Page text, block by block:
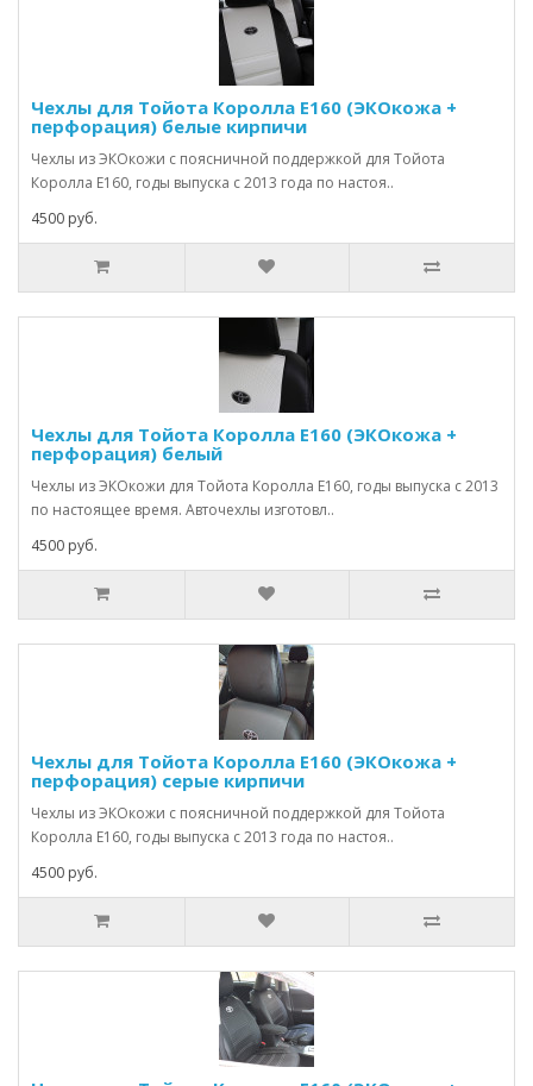
Чехлы для Тойота Королла Е160 (ЭКОкожа +
перфорация) белые кирпичи
Чехлы из ЭКОкожи с поясничной поддержкой для Тойота
Королла Е160, годы выпуска с 2013 года по настоя..
4500 руб.
Чехлы для Тойота Королла Е160 (ЭКОкожа +
перфорация) белый
Чехлы из ЭКОкожи для Тойота Королла Е160, годы выпуска с 2013
по настоящее время. Авточехлы изготовл..
4500 руб.
Чехлы для Тойота Королла Е160 (ЭКОкожа +
перфорация) серые кирпичи
Чехлы из ЭКОкожи с поясничной поддержкой для Тойота
Королла Е160, годы выпуска с 2013 года по настоя..
4500 руб.